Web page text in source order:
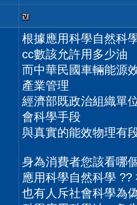
根據應用科學自然科
cc數該允許用多少油
而中華民國車輛能源
產業管理
經濟部既政治組織單
會科學手段
與真實的能效物理有
身為消費者您該看哪
應用科學自然科學 ??
也有人斥社會科學為